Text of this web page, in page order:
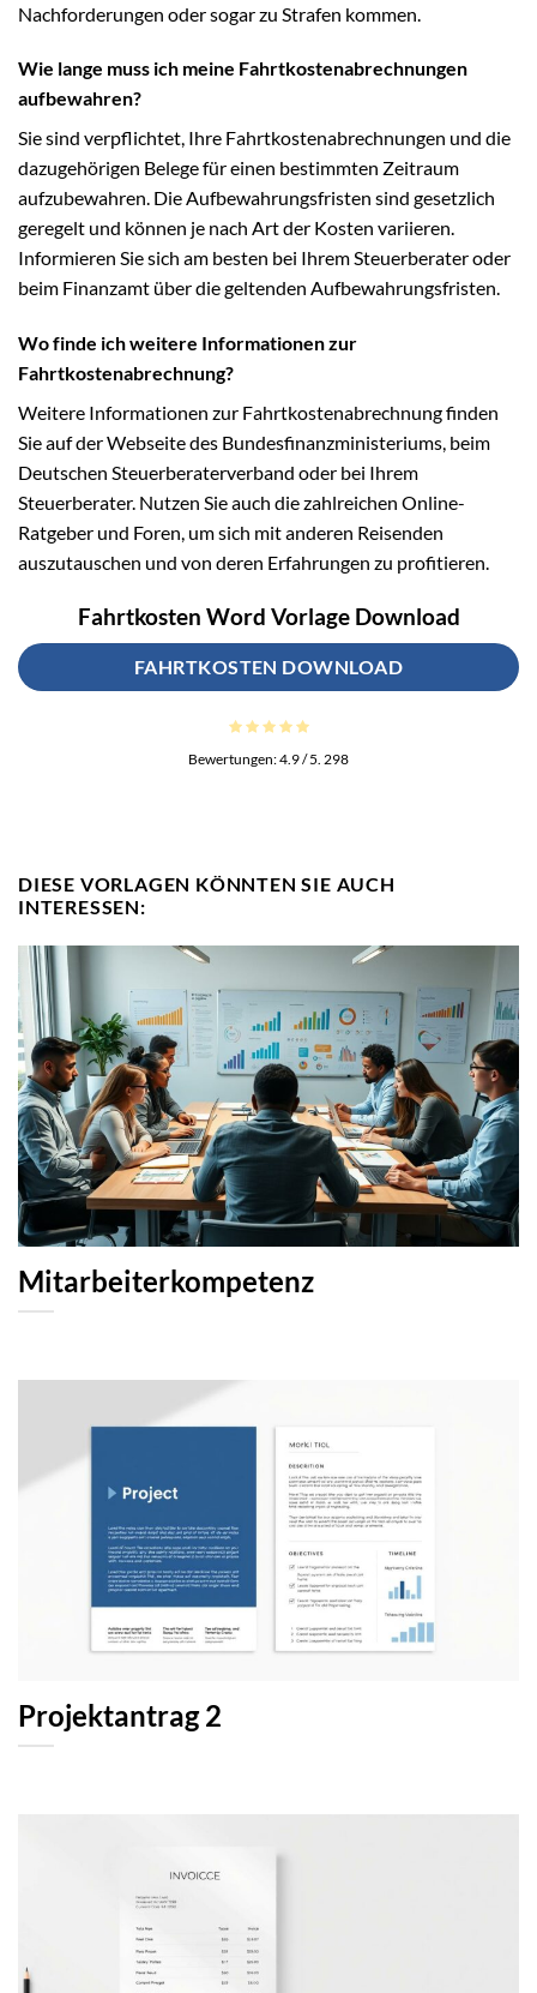
Nachforderungen oder sogar zu Strafen kommen.
Wie lange muss ich meine Fahrtkostenabrechnungen
aufbewahren?
Sie sind verpflichtet, Ihre Fahrtkostenabrechnungen und die
dazugehörigen Belege für einen bestimmten Zeitraum
aufzubewahren. Die Aufbewahrungsfristen sind gesetzlich
geregelt und können je nach Art der Kosten variieren.
Informieren Sie sich am besten bei Ihrem Steuerberater oder
beim Finanzamt über die geltenden Aufbewahrungsfristen.
Wo finde ich weitere Informationen zur
Fahrtkostenabrechnung?
Weitere Informationen zur Fahrtkostenabrechnung finden
Sie auf der Webseite des Bundesfinanzministeriums, beim
Deutschen Steuerberaterverband oder bei Ihrem
Steuerberater. Nutzen Sie auch die zahlreichen Online-
Ratgeber und Foren, um sich mit anderen Reisenden
auszutauschen und von deren Erfahrungen zu profitieren.
Fahrtkosten Word Vorlage Download
FAHRTKOSTEN DOWNLOAD
Bewertungen:4.9/ 5. 298
DIESE VORLAGEN KÖNNTEN SIE AUCH
INTERESSEN:
Mitarbeiterkompetenz
Projektantrag 2